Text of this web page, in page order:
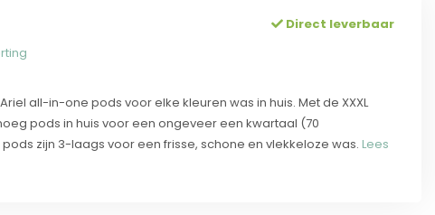
Direct leverbaar
all-in-one pods voor elke kleuren was in huis. Met de XXXL
pods in huis voor een ongeveer een kwartaal (70
zijn 3-laags voor een frisse, schone en vlekkeloze was. Lees